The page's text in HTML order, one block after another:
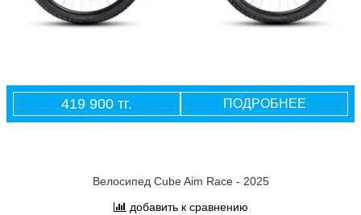
419 900 тг. ПОДРОБНЕЕ
Велосипед Cube Aim Race - 2025
добавить к сравнению